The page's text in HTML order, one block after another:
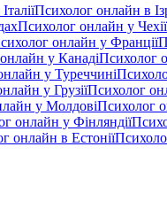
Психолог онлайн в
Психолог онлайн у Чехії
онлайн у Франції
у КанадіПсихолог
у Туреччині
у ГрузіїПсихолог
у МолдовіПсихолог
онлайн у Фінляндії
онлайн в Естонії